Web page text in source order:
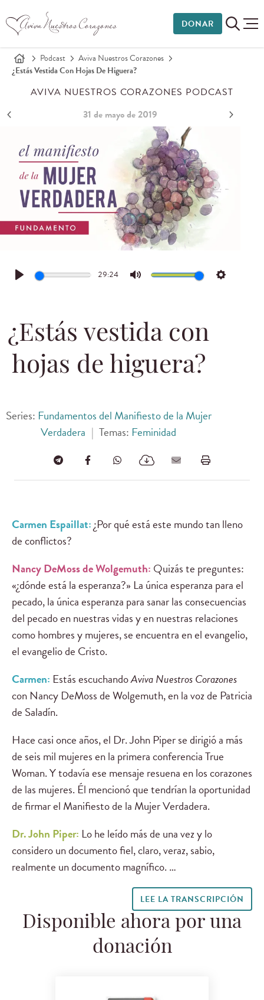
DONAR
Podcast
Aviva Nuestros Corazones
¿Estás Vestida Con Hojas De Higuera?
AVIVA NUESTROS CORAZONES PODCAST
31 de mayo de 2019
Play
29:24
Mute Settings
¿Estás vestida con
hojas de higuera?
Series: Fundamentos del Manifiesto de la Mujer
Verdadera | Temas: Feminidad
Carmen Espaillat:¿Por qué está este mundo tan lleno
de conflictos?
Nancy DeMoss de Wolgemuth: Quizás te preguntes:
«¿dónde está la esperanza?» La única esperanza para el
pecado, la única esperanza para sanar las consecuencias
del pecado en nuestras vidas y en nuestras relaciones
como hombres y mujeres, se encuentra en el evangelio,
el evangelio de Cristo.
Carmen: Estás escuchandoAviva Nuestros Corazones
con Nancy DeMoss de Wolgemuth, en la voz de Patricia
de Saladín.
Hace casi once años, el Dr. John Piper se dirigió a más
de seis mil mujeres en la primera conferencia True
Woman. Y todavía ese mensaje resuena en los corazones
de las mujeres. Él mencionó que tendrían la oportunidad
de firmar el Manifiesto de la Mujer Verdadera.
Dr. John Piper: Lo he leído más de una vez y lo
considero un documento fiel, claro, veraz, sabio,
realmente un documento magnífico. …
LEE LA TRANSCRIPCIÓN
Disponible ahora por una
donación